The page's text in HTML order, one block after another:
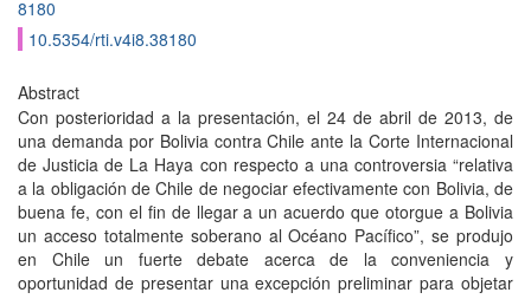
8180
10.5354/rti.v4i8.38180
Abstract
Con posterioridad a la presentación, el 24 de abril de 2013, de
una demanda por Bolivia contra Chile ante la Corte Internacional
de Justicia de La Haya con respecto a una controversia “relativa
a la obligación de Chile de negociar efectivamente con Bolivia, de
buena fe, con el fin de llegar a un acuerdo que otorgue a Bolivia
un acceso totalmente soberano al Océano Pacífico”, se produjo
en Chile un fuerte debate acerca de la conveniencia y
oportunidad de presentar una excepción preliminar para objetar